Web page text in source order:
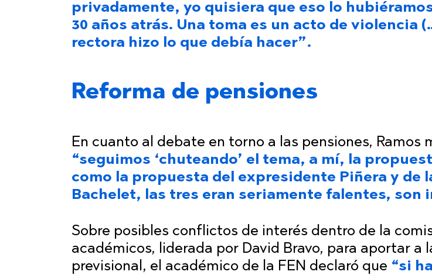
privadamente, yo quisiera que eso lo
30 años atrás. Una toma es un acto de violencia
rectora hizo lo que debía hacer”.
Reforma de pensiones
En cuanto al debate en torno a las pensiones, Ramos
“seguimos ‘chuteando’ el tema, a mí, la
como la propuesta del expresidente Piñera y de
Bachelet, las tres eran seriamente falentes, son
Sobre posibles conflictos de interés dentro de la
académicos, liderada por David Bravo, para aportar a
previsional, el académico de la FEN declaró que “si